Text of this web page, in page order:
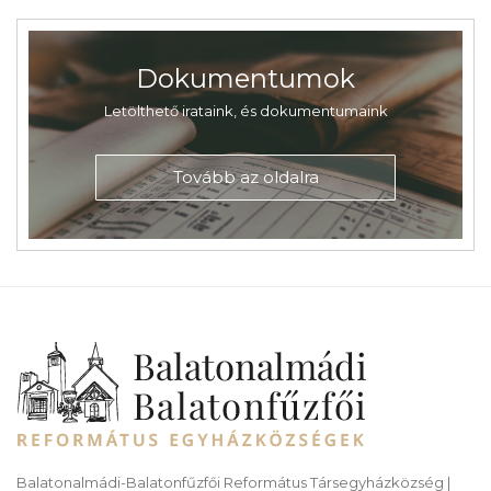
Dokumentumok
Letölthető irataink, és dokumentumaink
Tovább az oldalra
Balatonalmádi-Balatonfűzfői Református Társegyházközség |